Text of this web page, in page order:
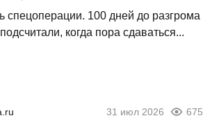
спецоперации. 100 дней до разгрома
когда пора сдаваться...
31 июл 2026 675